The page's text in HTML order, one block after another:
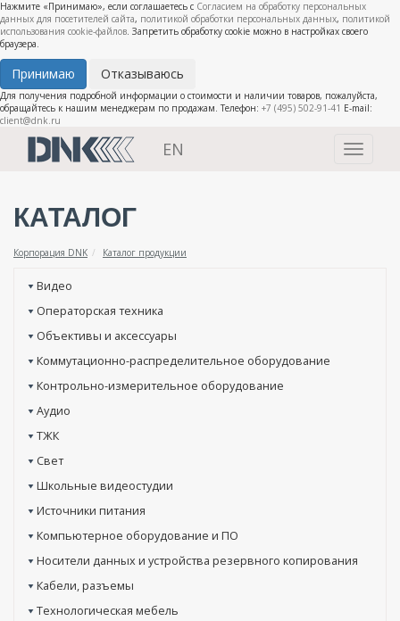
Нажмите «Принимаю», если соглашаетесь с Согласием на обработку персональных
данных для посетителей сайта, политикой обработки персональных данных, политикой
использования cookie-файлов. Запретить обработку cookie можно в настройках своего
браузера.
Принимаю Отказываюсь
Для получения подробной информации о стоимости и наличии товаров, пожалуйста,
обращайтесь к нашим менеджерам по продажам. Телефон: +7 (495) 502-91-41 E-mail:
client@dnk.ru
Toggle
EN
КАТАЛОГ
Корпорация DNK Каталог продукции
Видео
Операторская техника
Объективы и аксессуары
Коммутационно-распределительное оборудование
Контрольно-измерительное оборудование
Аудио
ТЖК
Свет
Школьные видеостудии
Источники питания
Компьютерное оборудование и ПО
Носители данных и устройства резервного копирования
Кабели, разъемы
Технологическая мебель